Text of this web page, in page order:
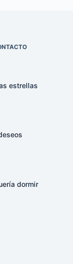
estrellas
dormir